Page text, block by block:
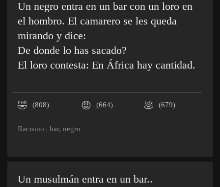
Un negro entra en un bar con un loro en
el hombro. El camarero se les queda
mirando y dice:
De donde lo has sacado?
El loro contesta: En África hay cantidad.
🤣 (808) 😡 (664) 💩 (679)
Racismo | bar, negro
Un musulmán entra en un bar..